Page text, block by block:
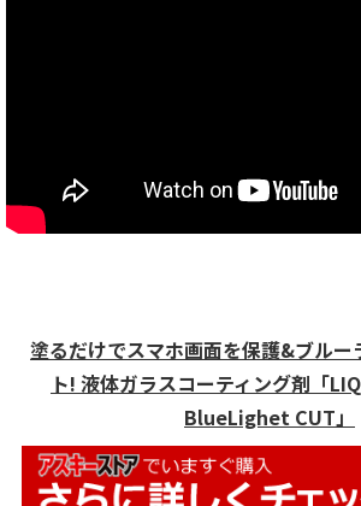
塗るだけでスマホ画面を保護&ブルー
ト! 液体ガラスコーティング剤「
BlueLighet CUT」